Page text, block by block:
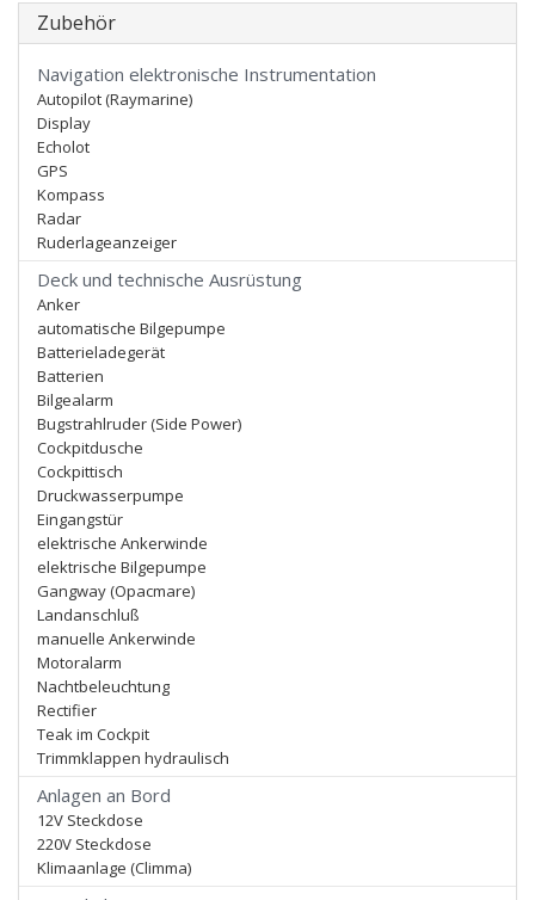
Zubehör
Navigation elektronische Instrumentation
Autopilot (Raymarine)
Display
Echolot
GPS
Kompass
Radar
Ruderlageanzeiger
Deck und technische Ausrüstung
Anker
automatische Bilgepumpe
Batterieladegerät
Batterien
Bilgealarm
Bugstrahlruder (Side Power)
Cockpitdusche
Cockpittisch
Druckwasserpumpe
Eingangstür
elektrische Ankerwinde
elektrische Bilgepumpe
Gangway (Opacmare)
Landanschluß
manuelle Ankerwinde
Motoralarm
Nachtbeleuchtung
Rectifier
Teak im Cockpit
Trimmklappen hydraulisch
Anlagen an Bord
12V Steckdose
220V Steckdose
Klimaanlage (Climma)